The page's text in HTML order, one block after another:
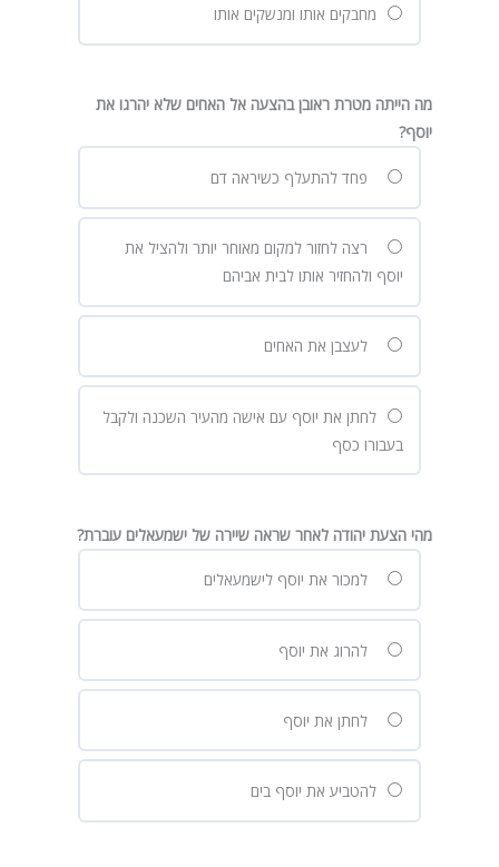
מחבקים אותו ומנשקים אותו
מה הייתה מטרת ראובן בהצעה אל האחים שלא יהרגו את
יוסף?
פחד להתעלף כשיראה דם
רצה לחזור למקום מאוחר יותר ולהציל את
יוסף ולהחזיר אותו לבית אביהם
לעצבן את האחים
לחתן את יוסף עם אישה מהעיר השכנה ולקבל
בעבורו כסף
מהי הצעת יהודה לאחר שראה שיירה של ישמעאלים עוברת?
למכור את יוסף לישמעאלים
להרוג את יוסף
לחתן את יוסף
להטביע את יוסף בים